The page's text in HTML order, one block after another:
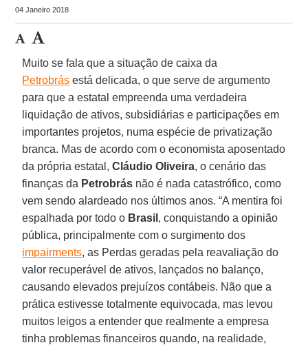
04 Janeiro 2018
Muito se fala que a situação de caixa da
Petrobrás está delicada, o que serve de argumento
para que a estatal empreenda uma verdadeira
liquidação de ativos, subsidiárias e participações em
importantes projetos, numa espécie de privatização
branca. Mas de acordo com o economista aposentado
da própria estatal,Cláudio Oliveira, o cenário das
finanças da Petrobrás não é nada catastrófico, como
vem sendo alardeado nos últimos anos. “A mentira foi
espalhada por todo o Brasil , conquistando a opinião
pública, principalmente com o surgimento dos
impairments, as Perdas geradas pela reavaliação do
valor recuperável de ativos, lançados no balanço,
causando elevados prejuízos contábeis. Não que a
prática estivesse totalmente equivocada, mas levou
muitos leigos a entender que realmente a empresa
tinha problemas financeiros quando, na realidade,